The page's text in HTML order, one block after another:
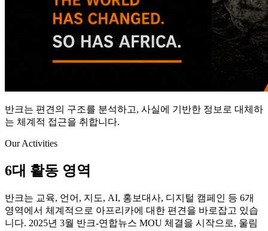
반크는 편견의 구조를 분석하고, 사실에 기반한 정보로 대체하
는 체계적 접근을 취합니다.
Our Activities
6대 활동 영역
반크는 교육, 언어, 지도, AI, 홍보대사, 디지털 캠페인 등 6개
영역에서 체계적으로 아프리카에 대한 편견을 바로잡고 있습
니다. 2025년 3월 반크-연합뉴스 MOU 체결을 시작으로, 울림